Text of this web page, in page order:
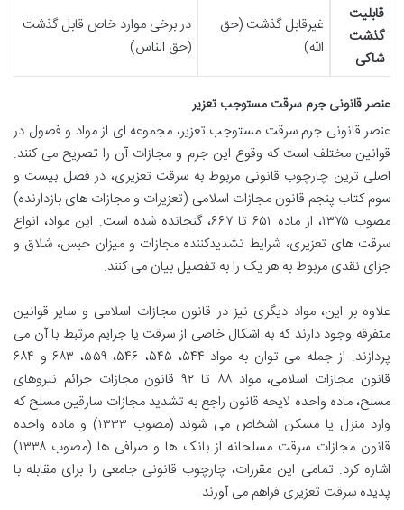
قابلیت
گذشت
شاکی
غیرقابل گذشت (حق
الله)
در برخی موارد خاص قابل گذشت
(حق الناس)
عنصر قانونی جرم سرقت مستوجب تعزیر
عنصر قانونی جرم سرقت مستوجب تعزیر، مجموعه ای از مواد و فصول در
قوانین مختلف است که وقوع این جرم و مجازات آن را تصریح می کنند.
اصلی ترین چارچوب قانونی مربوط به سرقت تعزیری، در فصل بیست و
سوم کتاب پنجم قانون مجازات اسلامی (تعزیرات و مجازات های بازدارنده)
مصوب ۱۳۷۵، از ماده ۶۵۱ تا ۶۶۷، گنجانده شده است. این مواد، انواع
سرقت های تعزیری، شرایط تشدیدکننده مجازات و میزان حبس، شلاق و
جزای نقدی مربوط به هر یک را به تفصیل بیان می کنند.
علاوه بر این، مواد دیگری نیز در قانون مجازات اسلامی و سایر قوانین
متفرقه وجود دارند که به اشکال خاصی از سرقت یا جرایم مرتبط با آن می
پردازند. از جمله می توان به مواد ۵۴۴، ۵۴۵، ۵۴۶، ۵۵۹، ۶۸۳ و ۶۸۴
قانون مجازات اسلامی، مواد ۸۸ تا ۹۲ قانون مجازات جرائم نیروهای
مسلح، ماده واحده لایحه قانون راجع به تشدید مجازات سارقین مسلح که
وارد منزل یا مسکن اشخاص می شوند (مصوب ۱۳۳۳) و ماده واحده
قانون مجازات سرقت مسلحانه از بانک ها و صرافی ها (مصوب ۱۳۳۸)
اشاره کرد. تمامی این مقررات، چارچوب قانونی جامعی را برای مقابله با
پدیده سرقت تعزیری فراهم می آورند.